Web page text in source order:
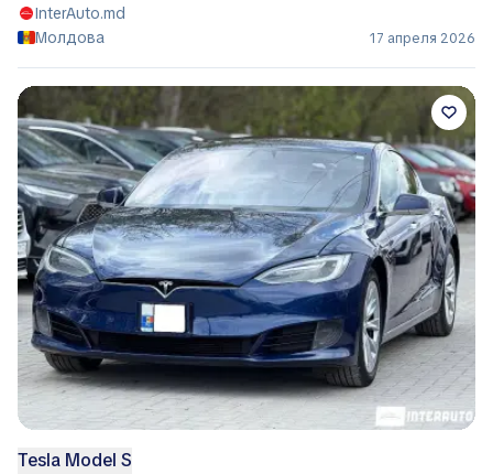
InterAuto.md
Молдова
17 апреля 2026
Tesla Model S